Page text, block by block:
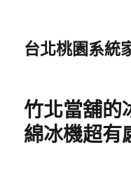
台北桃園系統
竹北當舖的
綿冰機超有